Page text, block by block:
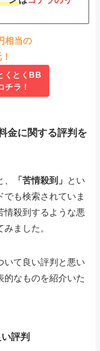
相当の
くとくBB
チラ！
金に関する評判を
「苦情殺到」
とい
でも検索されていま
情殺到するような悪
ました。
いて良い評判と悪い
的なものを紹介いた
評判